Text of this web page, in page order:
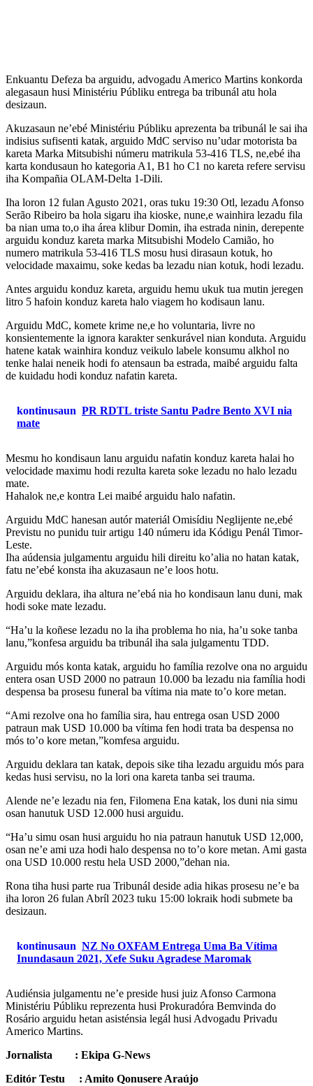
Enkuantu Defeza ba arguidu, advogadu Americo Martins konkorda
alegasaun husi Ministériu Públiku entrega ba tribunál atu hola
desizaun.
Akuzasaun ne’ebé Ministériu Públiku aprezenta ba tribunál le sai iha
indisius sufisenti katak, arguido MdC serviso nu’udar motorista ba
kareta Marka Mitsubishi númeru matrikula 53-416 TLS, ne,ebé iha
karta kondusaun ho kategoria A1, B1 ho C1 no kareta refere servisu
iha Kompañia OLAM-Delta 1-Dili.
Iha loron 12 fulan Agusto 2021, oras tuku 19:30 Otl, lezadu Afonso
Serão Ribeiro ba hola sigaru iha kioske, nune,e wainhira lezadu fila
ba nian uma to,o iha área klibur Domin, iha estrada ninin, derepente
arguidu konduz kareta marka Mitsubishi Modelo Camião, ho
numero matrikula 53-416 TLS mosu husi dirasaun kotuk, ho
velocidade maxaimu, soke kedas ba lezadu nian kotuk, hodi lezadu.
Antes arguidu konduz kareta, arguidu hemu ukuk tua mutin jeregen
litro 5 hafoin konduz kareta halo viagem ho kodisaun lanu.
Arguidu MdC, komete krime ne,e ho voluntaria, livre no
konsientemente la ignora karakter senkurável nian konduta. Arguidu
hatene katak wainhira konduz veikulo labele konsumu alkhol no
tenke halai neneik hodi fo atensaun ba estrada, maibé arguidu falta
de kuidadu hodi konduz nafatin kareta.
kontinusaun PR RDTL triste Santu Padre Bento XVI nia
mate
Mesmu ho kondisaun lanu arguidu nafatin konduz kareta halai ho
velocidade maximu hodi rezulta kareta soke lezadu no halo lezadu
mate.
Hahalok ne,e kontra Lei maibé arguidu halo nafatin.
Arguidu MdC hanesan autór materiál Omisídiu Neglijente ne,ebé
Previstu no punidu tuir artigu 140 númeru ida Kódigu Penál Timor-
Leste.
Iha aúdensia julgamentu arguidu hili direitu ko’alia no hatan katak,
fatu ne’ebé konsta iha akuzasaun ne’e loos hotu.
Arguidu deklara, iha altura ne’ebá nia ho kondisaun lanu duni, mak
hodi soke mate lezadu.
“Ha’u la koñese lezadu no la iha problema ho nia, ha’u soke tanba
lanu,”konfesa arguidu ba tribunál iha sala julgamentu TDD.
Arguidu mós konta katak, arguidu ho família rezolve ona no arguidu
entera osan USD 2000 no patraun 10.000 ba lezadu nia família hodi
despensa ba prosesu funeral ba vítima nia mate to’o kore metan.
“Ami rezolve ona ho família sira, hau entrega osan USD 2000
patraun mak USD 10.000 ba vítima fen hodi trata ba despensa no
mós to’o kore metan,”komfesa arguidu.
Arguidu deklara tan katak, depois sike tiha lezadu arguidu mós para
kedas husi servisu, no la lori ona kareta tanba sei trauma.
Alende ne’e lezadu nia fen, Filomena Ena katak, los duni nia simu
osan hanutuk USD 12.000 husi arguidu.
“Ha’u simu osan husi arguidu ho nia patraun hanutuk USD 12,000,
osan ne’e ami uza hodi halo despensa no to’o kore metan. Ami gasta
ona USD 10.000 restu hela USD 2000,”dehan nia.
Rona tiha husi parte rua Tribunál deside adia hikas prosesu ne’e ba
iha loron 26 fulan Abríl 2023 tuku 15:00 lokraik hodi submete ba
desizaun.
kontinusaun NZ No OXFAM Entrega Uma Ba Vítima
Inundasaun 2021, Xefe Suku Agradese Maromak
Audiénsia julgamentu ne’e preside husi juiz Afonso Carmona
Ministériu Públiku reprezenta husi Prokuradóra Bemvinda do
Rosário arguidu hetan asisténsia legál husi Advogadu Privadu
Americo Martins.
Jornalista : Ekipa G-News
Editór Testu : Amito Qonusere Araújo